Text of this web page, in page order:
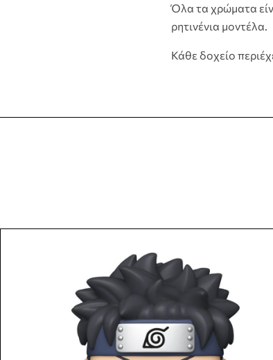
Όλα τα χρώματα
ρητινένια μοντέλα.
Κάθε δοχείο